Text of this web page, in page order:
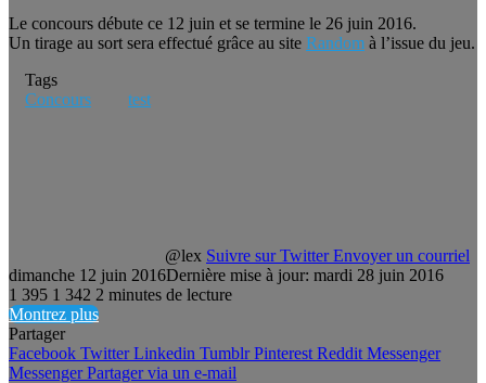
Le concours débute ce 12 juin et se termine le 26 juin 2016.
Un tirage au sort sera effectué grâce au site Random à l’issue du jeu.
Tags
Concours
test
@lex Suivre sur Twitter Envoyer un courriel
dimanche 12 juin 2016Dernière mise à jour: mardi 28 juin 2016
1 395 1 342 2 minutes de lecture
Montrez plus
Partager
Facebook Twitter Linkedin Tumblr Pinterest Reddit Messenger
Messenger Partager via un e-mail